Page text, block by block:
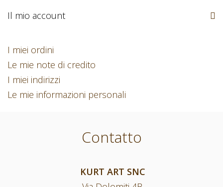
Il mio account
I miei ordini
Le mie note di credito
I miei indirizzi
Le mie informazioni personali
Contatto
KURT ART SNC